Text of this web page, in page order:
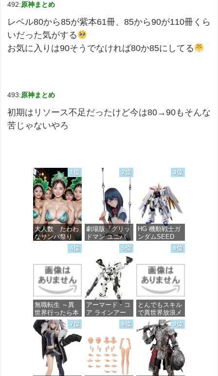
492:原神まとめ
レベル80から85が紫本61冊、85から90が110冊くら
いだった気がする
お気に入りは90そうでなければ80か85にしてる
493:原神まとめ
初期はリソース不足だったけど今は80→90もそんな
苦じゃないやろ
1位
大人数 たわわ
なサンバ祭り
価格：¥99
2位
劇場版『グリッ
ドマン ユニバ
ース』 宝多六
花 wall figure
1/7スケール プ
ラスチック製
塗装済み完成品
フィギュア
価格：¥13,756
3位
HG 機動戦士ガ
ンダムSEED
FREEDOM マ
イティーストラ
ガンダム 1/144
スケール 色分
け済みプラモデ
価格：¥4,800
4位
無職転生 ～異
世界行ったら本
気だす～ 20
(MFコミック
ス フラッパー
シリーズ)
価格：¥748
5位
アーマード・コ
ア ラインアー
ク ホワイト・
グリント 全高
約160mm 1/72
スケール プラ
モデル
価格：¥7,367
6位
とんでもスキル
で異世界放浪メ
シ 10 (ガルドコ
ミックス)
価格：¥726
7位 8位 9位